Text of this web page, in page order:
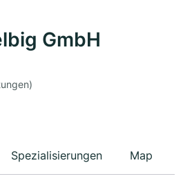
GmbH
Spezialisierungen Map